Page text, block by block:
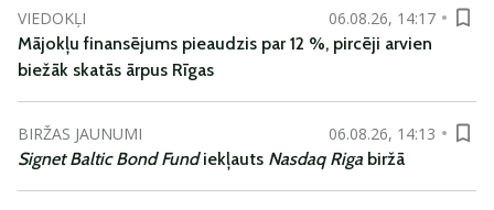
VIEDOKĻI
06.08.26, 14:17
Mājokļu finansējums pieaudzis par 12 %, pircēji arvien
biežāk skatās ārpus Rīgas
BIRŽAS JAUNUMI
06.08.26, 14:13
Signet Baltic Bond Fundiekļauts Nasdaq Riga biržā